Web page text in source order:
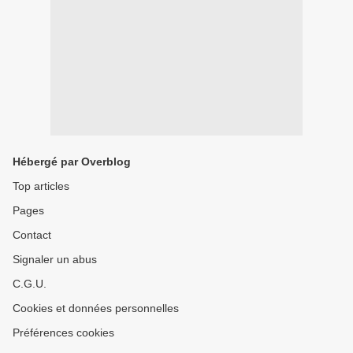
Hébergé par Overblog
Top articles
Pages
Contact
Signaler un abus
C.G.U.
Cookies et données personnelles
Préférences cookies